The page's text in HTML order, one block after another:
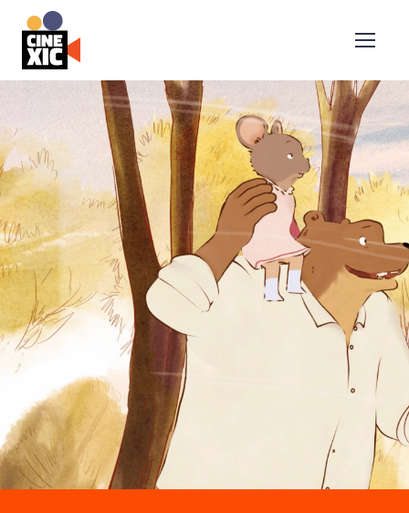
CineXic